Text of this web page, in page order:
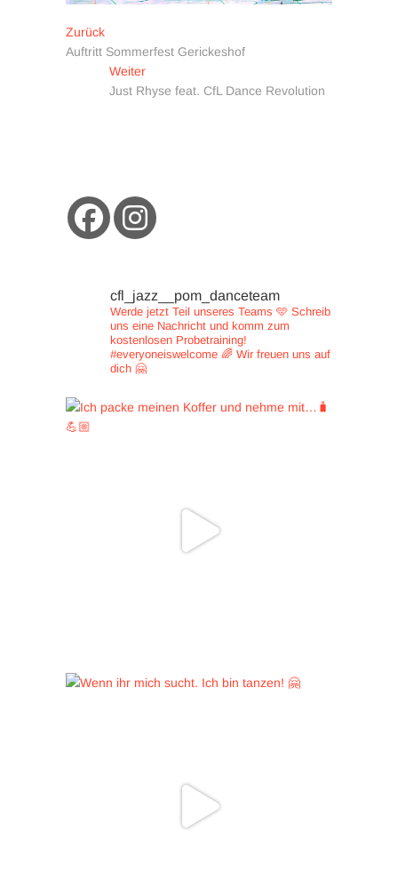
Beitragsnavigation
ZurückVorheriger
Beitrag:
Auftritt Sommerfest Gerickeshof
WeiterNächster
Beitrag:
Just Rhyse feat. CfL Dance Revolution
cfl_jazz__pom_danceteam
Werde jetzt Teil unseres Teams 🩵 Schreib
uns eine Nachricht und komm zum
kostenlosen Probetraining!
#everyoneiswelcome 🌈 Wir freuen uns auf
dich 🤗